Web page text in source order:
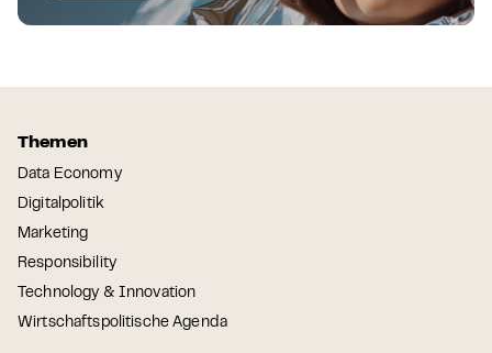
Themen
Data Economy
Digitalpolitik
Marketing
Responsibility
Technology & Innovation
Wirtschaftspolitische Agenda